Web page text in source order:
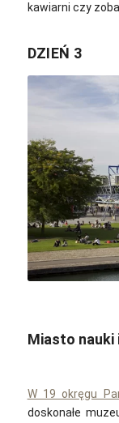
kawiarni czy
DZIEŃ 3
Jean-
Miasto nauki
W 19 okręgu
doskonałe